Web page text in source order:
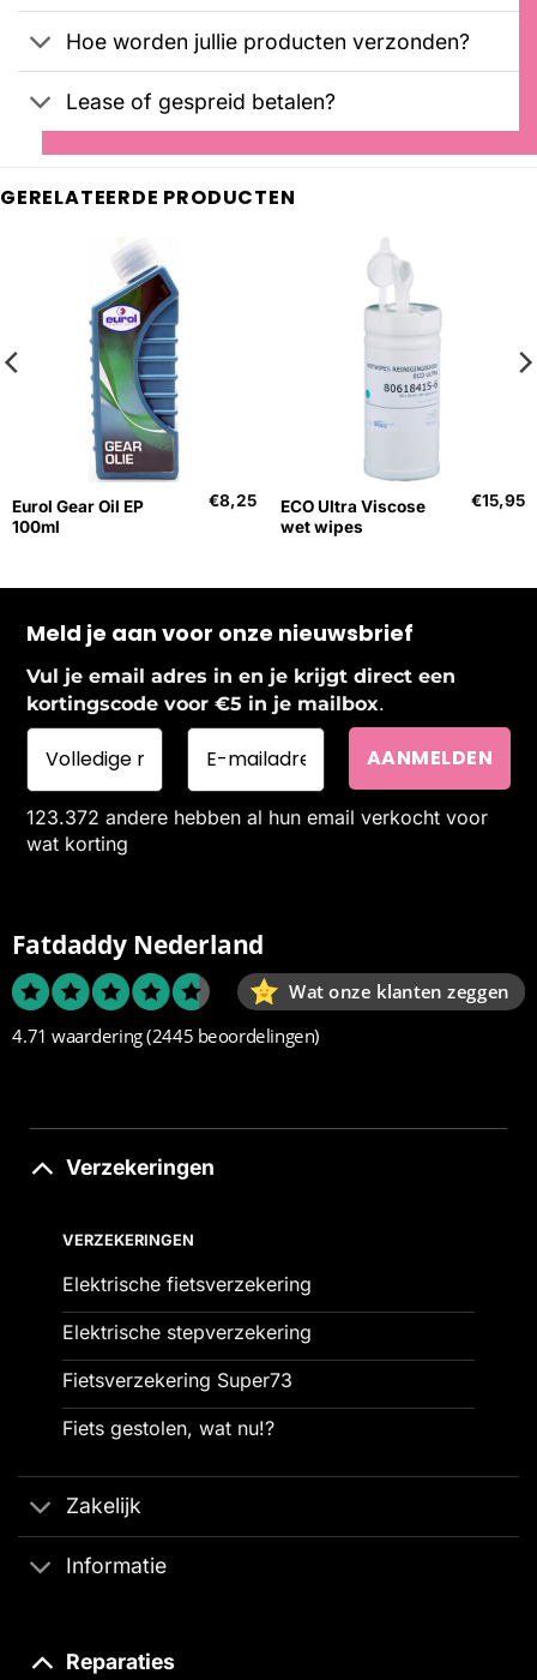
Hoe worden jullie producten verzonden?
Lease of gespreid betalen?
GERELATEERDE PRODUCTEN
Eurol Gear Oil EP
100ml
€8,25
ECO Ultra Viscose
wet wipes
€15,95
Meld je aan voor onze nieuwsbrief
Vul je email adres in en je krijgt direct een
kortingscode voor €5 in je mailbox.
123.372 andere hebben al hun email verkocht voor
wat korting
Fatdaddy Nederland
Wat onze klanten zeggen
4.71 waardering(2445 beoordelingen)
Verzekeringen
VERZEKERINGEN
Elektrische fietsverzekering
Elektrische stepverzekering
Fietsverzekering Super73
Fiets gestolen, wat nu!?
Zakelijk
Informatie
Reparaties